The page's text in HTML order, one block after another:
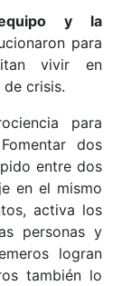
y la
para
vivir en
crisis.
para
dos
entre dos
en el mismo
activa los
personas y
logran
también lo